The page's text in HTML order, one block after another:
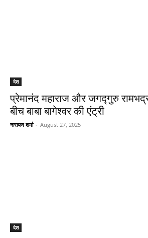
देश
प्रेमानंद महाराज और जगद्गुरु
बीच बाबा बागेश्वर की एंट्री
नारायण शर्मा - August 27, 2025
देश